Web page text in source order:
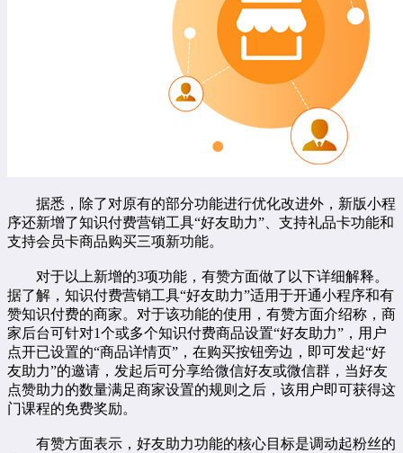
据悉，除了对原有的部分功能进行优化改进外，新版小程
序还新增了知识付费营销工具“好友助力”、支持礼品卡功能和
支持会员卡商品购买三项新功能。
对于以上新增的3项功能，有赞方面做了以下详细解释。
据了解，知识付费营销工具“好友助力”适用于开通小程序和有
赞知识付费的商家。对于该功能的使用，有赞方面介绍称，商
家后台可针对1个或多个知识付费商品设置“好友助力”，用户
点开已设置的“商品详情页”，在购买按钮旁边，即可发起“好
友助力”的邀请，发起后可分享给微信好友或微信群，当好友
点赞助力的数量满足商家设置的规则之后，该用户即可获得这
门课程的免费奖励。
有赞方面表示，好友助力功能的核心目标是调动起粉丝的